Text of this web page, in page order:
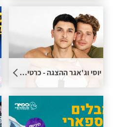
יוסי וג'אגר ההצגה - כרטיס החל מ 69 ש"ח